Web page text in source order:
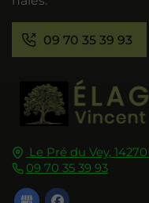
Le Pré du Vey, 14270
09 70 35 39 93
09 70 35 39 93